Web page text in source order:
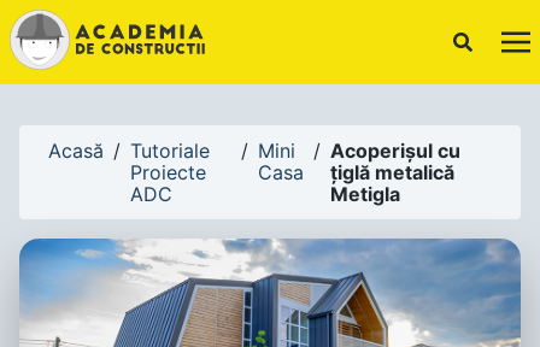
!-- Canonical URL -->
Acasă / Tutoriale
Proiecte
ADC
/ Mini
Casa
/ Acoperișul cu
țiglă metalică
Metigla